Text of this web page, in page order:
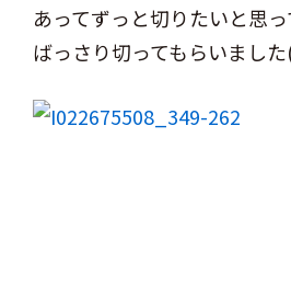
あってずっと切りたいと思
ばっさり切ってもらいまし